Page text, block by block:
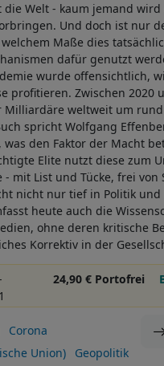
die Welt - kaum jemand wird
Und doch ist nur
Maße dies
dafür genutzt
wurde offensichtlich,
profitieren. Zwischen 2020
Milliardäre weltweit um rund
spricht Wolfgang
was den Faktor der Macht
Elite nutzt diese zum
- mit List und Tücke, frei von
nicht nur tief in Politik
heute auch die
ohne deren kritische
Korrektiv in der
24,90 € Portofrei
Corona
Union)
Geopolitik